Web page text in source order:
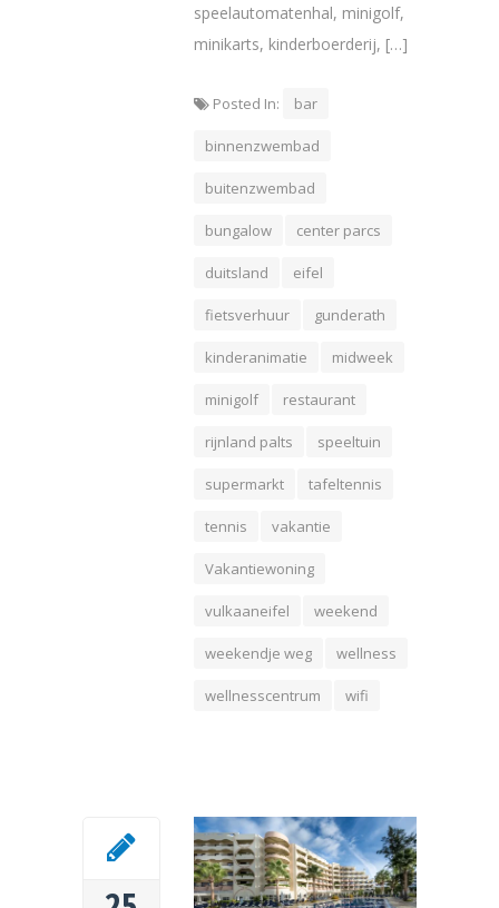
speelautomatenhal, minigolf,
minikarts, kinderboerderij, […]
Posted In: bar
binnenzwembad
buitenzwembad
bungalow center parcs
duitsland eifel
fietsverhuur gunderath
kinderanimatie midweek
minigolf restaurant
rijnland palts speeltuin
supermarkt tafeltennis
tennis vakantie
Vakantiewoning
vulkaaneifel weekend
weekendje weg wellness
wellnesscentrum wifi